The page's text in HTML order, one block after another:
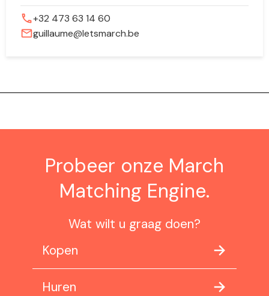
phone+32 473 63 14 60
mailguillaume@letsmarch.be
Probeer onze March
Matching Engine.
Wat wilt u graag doen?
Kopen
Huren